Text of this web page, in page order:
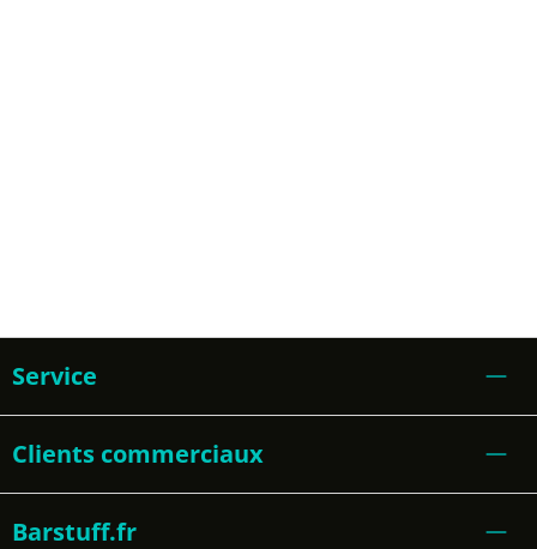
Service
Clients commerciaux
Barstuff.fr